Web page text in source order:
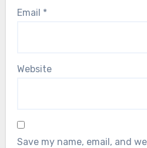
Email *
Website
Save my name, email, and